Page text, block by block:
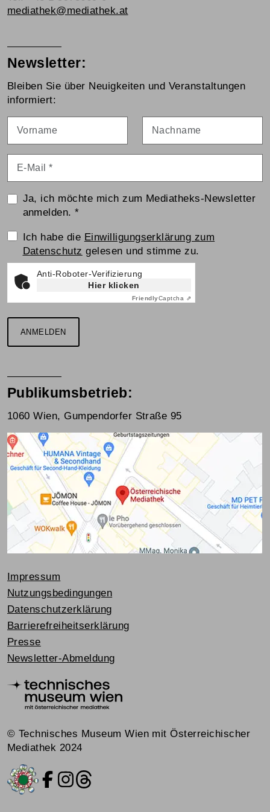
mediathek@mediathek.at
Newsletter:
Bleiben Sie über Neuigkeiten und Veranstaltungen
informiert:
Ja, ich möchte mich zum Mediatheks-Newsletter
anmelden.*
Einwilligungserklärung
Ich habe die Einwilligungserklärung zum
Datenschutz gelesen und stimme zu.
Anti-Roboter-Verifizierung
Hier klicken
FriendlyCaptcha ⇗
ANMELDEN
Publikumsbetrieb:
1060 Wien, Gumpendorfer Straße 95
Impressum
Nutzungsbedingungen
Datenschutzerklärung
Barrierefreiheitserklärung
Presse
Newsletter-Abmeldung
© Technisches Museum Wien mit Österreichischer
Mediathek 2024